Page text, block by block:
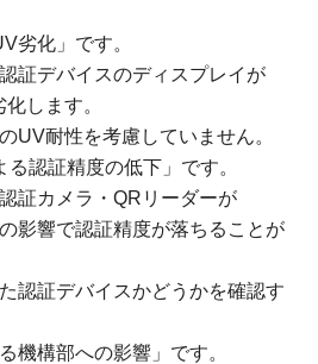
劣化」です。
証デバイスのディスプレイが
します。
UV耐性を考慮していません。
認証精度の低下」です。
証カメラ・QRリーダーが
影響で認証精度が落ちることが
認証デバイスかどうかを確認す
機構部への影響」です。